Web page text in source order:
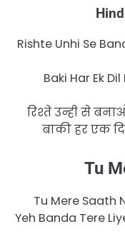
Rishte Unhi Se
Baki Har Ek
रिश्ते उन्ही से
बाकी हर एक
Tu
Tu Mere Saath
Yeh Banda Tere